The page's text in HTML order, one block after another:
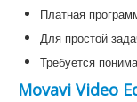
Платная
Для простой
Требуется
Movavi Video